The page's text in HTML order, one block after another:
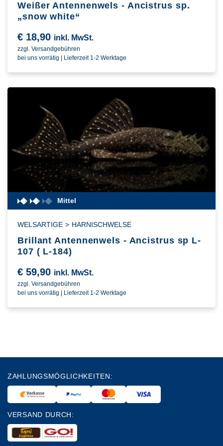
Weißer Antennenwels - Ancistrus sp.
„snow white“
€ 18,90 inkl. MwSt.
zzgl. Versandgebühren
bei uns vorrätig | Lieferzeit 1-2 Werktage
Mittel
WELSARTIGE > HARNISCHWELSE
Brillant Antennenwels - Ancistrus sp L-
107 ( L-184)
€ 59,90 inkl. MwSt.
zzgl. Versandgebühren
bei uns vorrätig | Lieferzeit 1-2 Werktage
ZAHLUNGSMÖGLICHKEITEN:
VERSAND DURCH: